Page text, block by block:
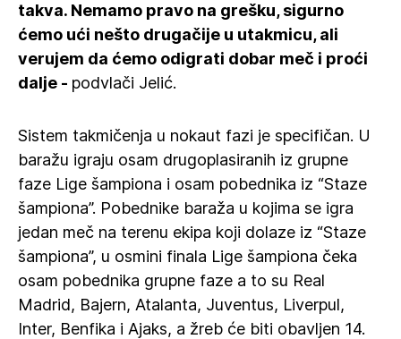
takva. Nemamo pravo na grešku, sigurno
ćemo ući nešto drugačije u utakmicu, ali
verujem da ćemo odigrati dobar meč i proći
dalje - podvlači Jelić.
Sistem takmičenja u nokaut fazi je specifičan. U
baražu igraju osam drugoplasiranih iz grupne
faze Lige šampiona i osam pobednika iz “Staze
šampiona”. Pobednike baraža u kojima se igra
jedan meč na terenu ekipa koji dolaze iz “Staze
šampiona”, u osmini finala Lige šampiona čeka
osam pobednika grupne faze a to su Real
Madrid, Bajern, Atalanta, Juventus, Liverpul,
Inter, Benfika i Ajaks, a žreb će biti obavljen 14.